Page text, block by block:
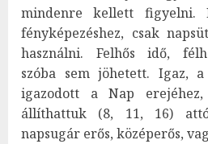
mindenre kellett
fényképezéshez, csak
használni. Felhős idő,
szóba sem jöhetett. Igaz,
igazodott a Nap
állíthattuk (8, 11, 16)
napsugár erős, középerős,